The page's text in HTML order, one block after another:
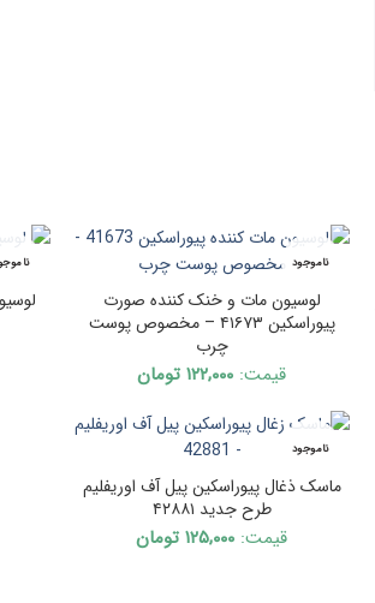
ناموجود
لوسیون مات و خنک کننده صورت
پیوراسکین ۴۱۶۷۳ – مخصوص پوست
چرب
قیمت: ۱۲۲,۰۰۰ تومان
ناموجود
ماسک ذغال پیوراسکین پیل آف اوریفلیم
طرح جدید ۴۲۸۸۱
قیمت: ۱۲۵,۰۰۰ تومان